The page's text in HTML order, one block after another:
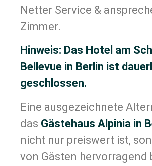
Netter Service &
Zimmer.
Hinweis: Das Hotel am
Bellevue in Berlin ist
geschlossen.
Eine ausgezeichnete
das Gästehaus Alpinia in
nicht nur preiswert ist,
von Gästen hervorragend